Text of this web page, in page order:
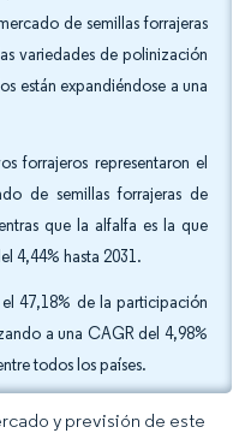
de semillas forrajeras
variedades de polinización
están expandiéndose a una
forrajeros representaron el
de semillas forrajeras de
que la alfalfa es la que
4,44% hasta 2031.
47,18% de la participación
a una CAGR del 4,98%
todos los países.
y previsión de este